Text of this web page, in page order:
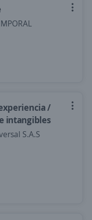
/
intangibles
S.A.S